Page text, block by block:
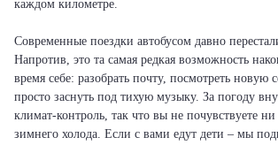
каждом километре.
Современные поездки автобусом давно
Напротив, это та самая редкая возможность
время себе: разобрать почту, посмотреть новую
просто заснуть под тихую музыку. За погоду
климат-контроль, так что вы не почувствуете
зимнего холода. Если с вами едут дети – мы